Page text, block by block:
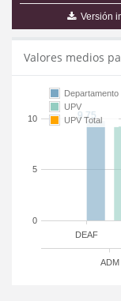
Versión
Valores medios
DEAF
ADM
0
5
10
Departamento
UPV
UPV Total